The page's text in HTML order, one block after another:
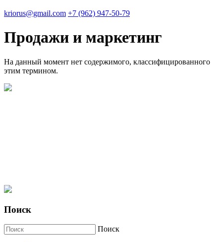
kriorus@gmail.com +7 (962) 947-50-79
Продажи и маркетинг
На данный момент нет содержимого, классифицированного
этим термином.
Поиск
Поиск